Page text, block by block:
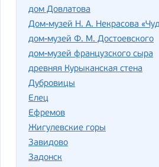
дом Довлатова
Дом-музей Н. А. Некрасова
дом-музей Ф. М. Достоевского
дом-музей французского сыра
древняя Курыканская стена
Дубровицы
Елец
Ефремов
Жигулевские горы
Завидово
Задонск